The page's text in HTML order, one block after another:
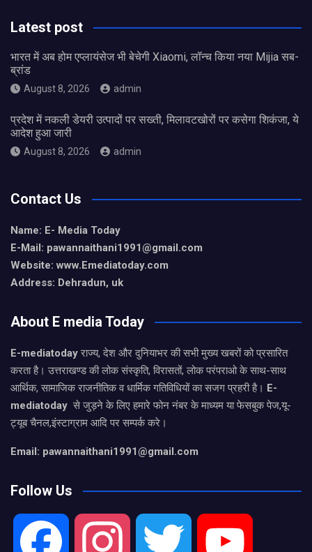
Latest post
भारत में अब होम एप्लायंसेज भी बेचेगी Xiaomi, लॉन्च किया नया Mijia सब-
ब्रांड
August 8, 2026 admin
प्रदेश में नकली डेयरी उत्पादों पर सख्ती, मिलावटखोरों पर कसेगा शिकंजा, ये
आदेश हुआ जारी
August 8, 2026 admin
Contact Us
Name: E- Media Today
E-Mail: pawannaithani1991@gmail.com
Website: www.Emediatoday.com
Address: Dehradun, uk
About E media Today
E-mediatodayराज्य, देश और दुनियाभर की सभी मुख्य खबरों को प्रसारित
करता है। उत्तराखण्ड की लोक संस्कृति, विरासतों, लोक परंपराओ के साथ-साथ
आर्थिक, सामाजिक राजनीतिक व धार्मिक गतिविधियों का सजग प्रहरी है। E-
mediatoday से जुड़ने के लिए हमारे फोन नंबर के माध्यम या फेसबुक पेज,यू-
ट्यूब चैनल,इंस्टाग्राम आदि पर सम्पर्क करे।
Email: pawannaithani1991@gmail.com
Follow Us